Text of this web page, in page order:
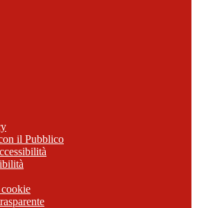
il Pubblico
cookie